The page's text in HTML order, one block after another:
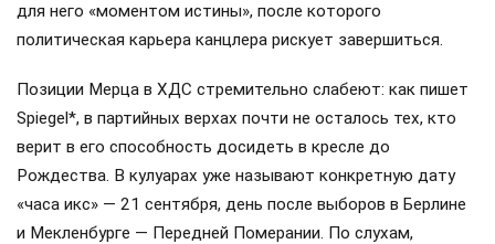
для него «моментом истины», после которого
политическая карьера канцлера рискует завершиться.
Позиции Мерца в ХДС стремительно слабеют: как пишет
Spiegel*, в партийных верхах почти не осталось тех, кто
верит в его способность досидеть в кресле до
Рождества. В кулуарах уже называют конкретную дату
«часа икс» — 21 сентября, день после выборов в Берлине
и Мекленбурге — Передней Померании. По слухам,